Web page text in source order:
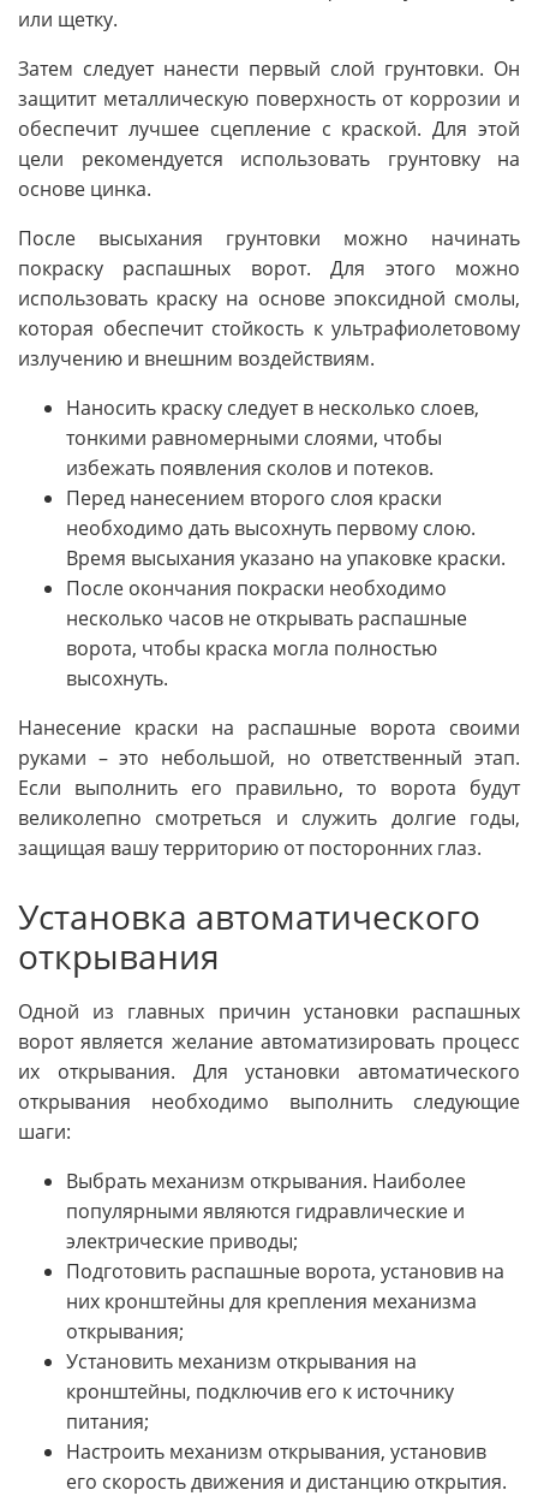
или щетку.
Затем следует нанести первый слой грунтовки. Он
защитит металлическую поверхность от коррозии и
обеспечит лучшее сцепление с краской. Для этой
цели рекомендуется использовать грунтовку на
основе цинка.
После высыхания грунтовки можно начинать
покраску распашных ворот. Для этого можно
использовать краску на основе эпоксидной смолы,
которая обеспечит стойкость к ультрафиолетовому
излучению и внешним воздействиям.
Наносить краску следует в несколько слоев,
тонкими равномерными слоями, чтобы
избежать появления сколов и потеков.
Перед нанесением второго слоя краски
необходимо дать высохнуть первому слою.
Время высыхания указано на упаковке краски.
После окончания покраски необходимо
несколько часов не открывать распашные
ворота, чтобы краска могла полностью
высохнуть.
Нанесение краски на распашные ворота своими
руками – это небольшой, но ответственный этап.
Если выполнить его правильно, то ворота будут
великолепно смотреться и служить долгие годы,
защищая вашу территорию от посторонних глаз.
Установка автоматического
открывания
Одной из главных причин установки распашных
ворот является желание автоматизировать процесс
их открывания. Для установки автоматического
открывания необходимо выполнить следующие
шаги:
Выбрать механизм открывания. Наиболее
популярными являются гидравлические и
электрические приводы;
Подготовить распашные ворота, установив на
них кронштейны для крепления механизма
открывания;
Установить механизм открывания на
кронштейны, подключив его к источнику
питания;
Настроить механизм открывания, установив
его скорость движения и дистанцию открытия.